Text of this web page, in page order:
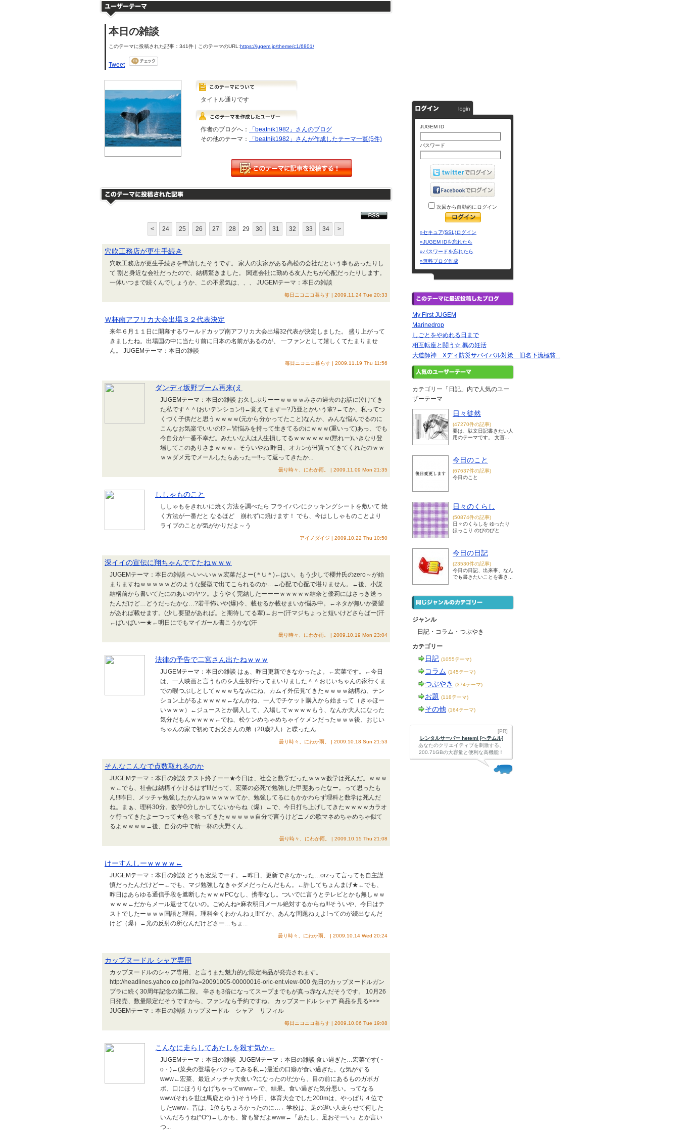
本日の雑談
このテーマに投稿された記事：341件 | このテーマのURL:https://jugem.jp/theme/c1/6801/
Tweet
タイトル通りです
作者のブログへ：
「beatnik1982」さんのブログ
その他のテーマ：
「beatnik1982」さんが作成したテーマ一覧(5件)
< 24 25 26 27 28 29 30 31 32 33 34 >
穴吹工務店が更生手続き
穴吹工務店が更生手続きを申請したそうです。 家人の実家がある高松の会社だという事もあったりし
て 割と身近な会社だったので、結構驚きました。 関連会社に勤める友人たちが心配だったりします。
一体いつまで続くんでしょうか、この不景気は、、、 JUGEMテーマ：本日の雑談
毎日ニコニコ暮らす | 2009.11.24 Tue 20:33
Ｗ杯南アフリカ大会出場３２代表決定
来年６月１１日に開幕するワールドカップ南アフリカ大会出場32代表が決定しました。 盛り上がって
きましたね。出場国の中に当たり前に日本の名前があるのが、 一ファンとして嬉しくてたまりませ
ん。 JUGEMテーマ：本日の雑談
毎日ニコニコ暮らす | 2009.11.19 Thu 11:56
ダンディ坂野ブーム再来(え
JUGEMテーマ：本日の雑談 お久しぶりーーｗｗｗｗみさの過去のお話に泣けてき
た私です＾＾(おいテンション!)←覚えてますー?乃亜とかいう輩?←てか、私ってつ
くづく子供だと思うｗｗｗｗ(元から分かってたこと)なんか、みんな悩んでるのに
こんなお気楽でいいの!?←皆悩みを持って生きてるのにｗｗｗ(重いって)あっ、でも
今自分が一番不幸だ。みたいな人は人生損してるｗｗｗｗｗｗ(黙れー)いきなり登
場してこのありさまｗｗｗ←そういやね!昨日、オカンがH買ってきてくれたのｗｗ
ｗｗダメ元でメールしたらあったー!!って返ってきたか...
曇り時々、にわか雨。 | 2009.11.09 Mon 21:35
ししゃものこと
ししゃもをきれいに焼く方法を調べたら フライパンにクッキングシートを敷いて 焼
く方法が一番だと なるほど 崩れずに焼けます！ でも、今はししゃものことより
ライブのことが気がかりだよ～う
アイノダイジ | 2009.10.22 Thu 10:50
深イイの宣伝に翔ちゃんでてたねｗｗｗ
JUGEMテーマ：本日の雑談 へいへいｗｗ宏菜だよー(＊∪＊)←はい。もう少しで櫻井氏のzero～が始
まりますねｗｗｗｗｗどのような髪型で出てこられるのか…←心配で心配で堪りません。←後、小説
結構前から書いてたにのあいのヤツ。ようやく完結したーーーｗｗｗｗｗ結奈と優莉にはさっき送っ
たんだけど…どうだったかな…?若干怖いや(爆)今、載せるか載せまいか悩み中。←ネタが無いか要望
があれば載せます。(少し要望があれば。と期待してる輩)←おー(汗マジちょっと短いけどさらばー(汗
←ばいばいー★←明日にでもマイガール書こうかな(汗
曇り時々、にわか雨。 | 2009.10.19 Mon 23:04
法律の予告で二宮さん出たねｗｗｗ
JUGEMテーマ：本日の雑談 はぁ、昨日更新できなかったよ。←宏菜です。←今日
は、一人映画と言うものを人生初!行ってまいりました＾＾おじいちゃんの家行くま
での暇つぶしとしてｗｗｗちなみにね、カムイ外伝見てきたｗｗｗｗ結構ね、テン
ション上がるよｗｗｗｗ←なんかね、一人でチケット購入から始まって（きゃほー
いｗｗｗ）←ジュースとか購入して、入場してｗｗｗｗもう、なんか大人になった
気分だもんｗｗｗｗ←でね、松ケンめちゃめちゃイケメンだったｗｗｗ後、おじい
ちゃんの家で初めてお父さんの弟（20歳2人）と喋ったん...
曇り時々、にわか雨。 | 2009.10.18 Sun 21:53
そんなこんなで点数取れるのか
JUGEMテーマ：本日の雑談 テスト終了ーー★今日は、社会と数学だったｗｗｗ数学は死んだ。ｗｗｗ
ｗ←でも、社会は結構イケけるはず!!!だって、宏菜の必死で勉強した甲斐あったなー。って思ったも
ん!!!昨日、メッチャ勉強したかんねｗｗｗｗｗてか、勉強してるにもかかわらず理科と数学は死んだ
ね。まぁ、理科30分。数学0分しかしてないからね（爆）←で、今日打ち上げしてきたｗｗｗｗカラオ
ケ行ってきたよーつって★色々歌ってきたｗｗｗｗｗ自分で言うけどニノの歌マネめちゃめちゃ似て
るよｗｗｗｗ←後、自分の中で精一杯の大野くん...
曇り時々、にわか雨。 | 2009.10.15 Thu 21:08
けーすんしーｗｗｗｗ←
JUGEMテーマ：本日の雑談 どうも宏菜でーす。←昨日、更新できなかった…orzって言っても自主謹
慎だったんだけどー←でも、マジ勉強しなきゃダメだったんだもん。←許してちょんまげ★←でも、
昨日はあらゆる通信手段を遮断したｗｗｗPCなし、携帯なし。ついでに言うとテレビとかも無しｗｗ
ｗｗｗ←だからメール返せてないの。ごめんね>麻衣明日メール絶対するからね!!!そういや、今日はテ
ストでしたーｗｗｗ国語と理科。理科全くわかんねぇ!!!てか、あんな問題ねぇよ!ってのが続出なんだ
けど（爆）←光の反射の所なんだけどさー…ちょ...
曇り時々、にわか雨。 | 2009.10.14 Wed 20:24
カップヌードル シャア専用
カップヌードルのシャア専用、と言うまた魅力的な限定商品が発売されます。
http://headlines.yahoo.co.jp/hl?a=20091005-00000016-oric-ent.view-000 先日のカップヌードルガン
プラに続く30周年記念の第二段。 辛さも3倍になってスープまでもが真っ赤なんだそうです。 10月26
日発売、数量限定だそうですから、ファンなら予約ですね。 カップヌードル シャア 商品を見る>>>
JUGEMテーマ：本日の雑談 カップヌードル シャア リフィル
毎日ニコニコ暮らす | 2009.10.06 Tue 19:08
こんなに走らしてあたしを殺す気か←
JUGEMテーマ：本日の雑談 JUGEMテーマ：本日の雑談 食い過ぎた…宏菜です(・
o・)←(菜央の登場をパクってみる私←)最近の口癖が食い過ぎた。な気がする
www←宏菜、最近メッチャ大食い?になったの!だから、目の前にあるものガボガ
ボ、口にほうりなげちゃってwww←で、結果。食い過ぎた気分悪い。ってなる
www(それを世は馬鹿とゆう)そう!今日、体育大会でした200mは、やっぱり４位で
したwww←昔は、1位もちょろかったのに…←学校は、足の遅い人走らせて何した
いんだろうね(^O^)←しかも、皆も皆だよwww←『あたし、足おそーい』とか言い
つ...
JUGEM ID
パスワード
次回から自動的にログイン
»セキュア(SSL)ログイン
»JUGEM IDを忘れたら
»パスワードを忘れたら
»無料ブログ作成
My First JUGEM
Marinedrop
しごとをやめれる日まで
相互転座と闘う☆ 楓の妊活
大道師神 Xディ防災サバイバル対策 旧名下流極貧...
カテゴリー「日記」内で人気のユー
ザーテーマ
日々徒然
(47270件の記事)
要は、駄文日記書きたい人
用のテーマです。 文盲...
今日のこと
(67637件の記事)
今日のこと
日々のくらし
(50874件の記事)
日々のくらしを ゆったり
ほっこり のびのびと
今日の日記
(23530件の記事)
今日の日記、出来事、なん
でも書きたいことを書き...
ジャンル
日記・コラム・つぶやき
カテゴリー
日記 (1055テーマ)
コラム (145テーマ)
つぶやき (374テーマ)
お題 (118テーマ)
その他 (164テーマ)
[PR]
レンタルサーバー heteml [ヘテムル]
あなたのクリエイティブを刺激する、
200.71GBの大容量と便利な高機能！